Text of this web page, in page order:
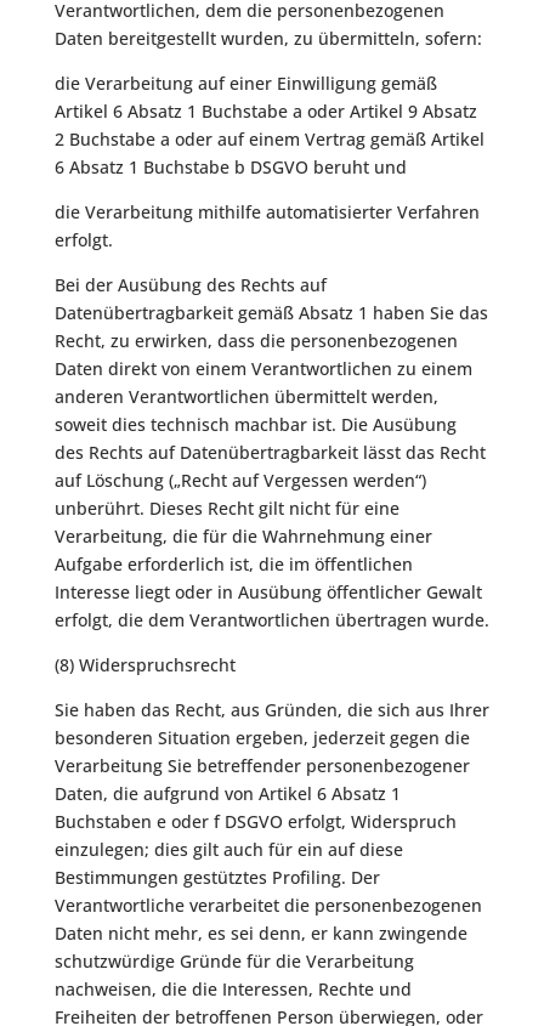
Verantwortlichen, dem die personenbezogenen
Daten bereitgestellt wurden, zu übermitteln, sofern:
die Verarbeitung auf einer Einwilligung gemäß
Artikel 6 Absatz 1 Buchstabe a oder Artikel 9 Absatz
2 Buchstabe a oder auf einem Vertrag gemäß Artikel
6 Absatz 1 Buchstabe b DSGVO beruht und
die Verarbeitung mithilfe automatisierter Verfahren
erfolgt.
Bei der Ausübung des Rechts auf
Datenübertragbarkeit gemäß Absatz 1 haben Sie das
Recht, zu erwirken, dass die personenbezogenen
Daten direkt von einem Verantwortlichen zu einem
anderen Verantwortlichen übermittelt werden,
soweit dies technisch machbar ist. Die Ausübung
des Rechts auf Datenübertragbarkeit lässt das Recht
auf Löschung („Recht auf Vergessen werden“)
unberührt. Dieses Recht gilt nicht für eine
Verarbeitung, die für die Wahrnehmung einer
Aufgabe erforderlich ist, die im öffentlichen
Interesse liegt oder in Ausübung öffentlicher Gewalt
erfolgt, die dem Verantwortlichen übertragen wurde.
(8) Widerspruchsrecht
Sie haben das Recht, aus Gründen, die sich aus Ihrer
besonderen Situation ergeben, jederzeit gegen die
Verarbeitung Sie betreffender personenbezogener
Daten, die aufgrund von Artikel 6 Absatz 1
Buchstaben e oder f DSGVO erfolgt, Widerspruch
einzulegen; dies gilt auch für ein auf diese
Bestimmungen gestütztes Profiling. Der
Verantwortliche verarbeitet die personenbezogenen
Daten nicht mehr, es sei denn, er kann zwingende
schutzwürdige Gründe für die Verarbeitung
nachweisen, die die Interessen, Rechte und
Freiheiten der betroffenen Person überwiegen, oder